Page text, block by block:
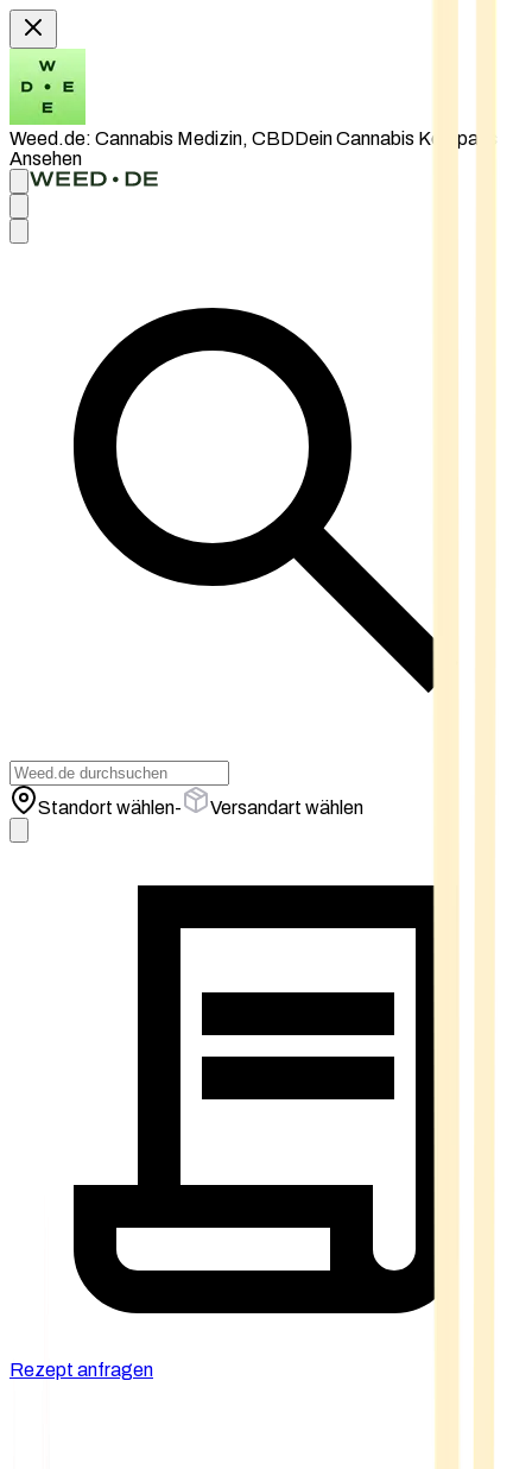
Weed.de: Cannabis Medizin, CBDDein Cannabis Kompass
Ansehen
Standort wählen- Versandart wählen
Rezept anfragen